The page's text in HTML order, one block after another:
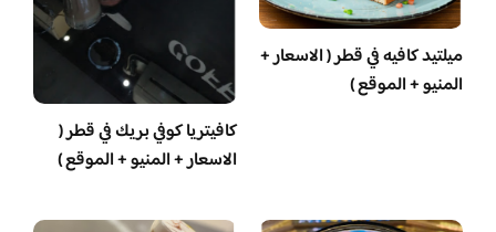
ميلتيد كافيه في قطر ( الاسعار +
المنيو + الموقع )
كافيتريا كوفي بريك في قطر (
الاسعار + المنيو + الموقع )